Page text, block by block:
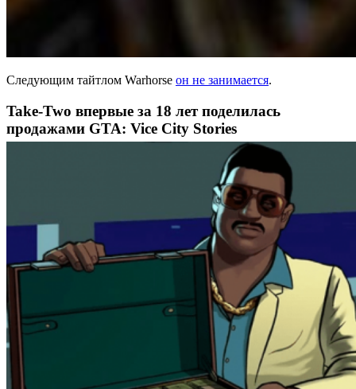
Следующим тайтлом Warhorse он не занимается.
Take-Two впервые за 18 лет поделилась
продажами GTA: Vice City Stories